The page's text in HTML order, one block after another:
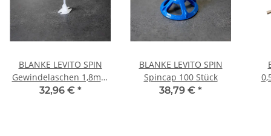
BLANKE LEVITO SPIN
Gewindelaschen 1,8mm
250 St
32,96 € *
BLANKE LEVITO SPIN
Spincap 100 Stück
38,79 € *